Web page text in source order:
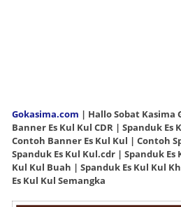
Gokasima.com | Hallo Sobat
Banner Es Kul Kul CDR | Spanduk Es
Contoh Banner Es Kul Kul | Contoh
Spanduk Es Kul Kul.cdr | Spanduk
Kul Kul Buah | Spanduk Es Kul Kul
Es Kul Kul Semangka